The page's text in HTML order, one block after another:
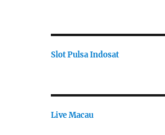
Slot Pulsa Indosat
Live Macau